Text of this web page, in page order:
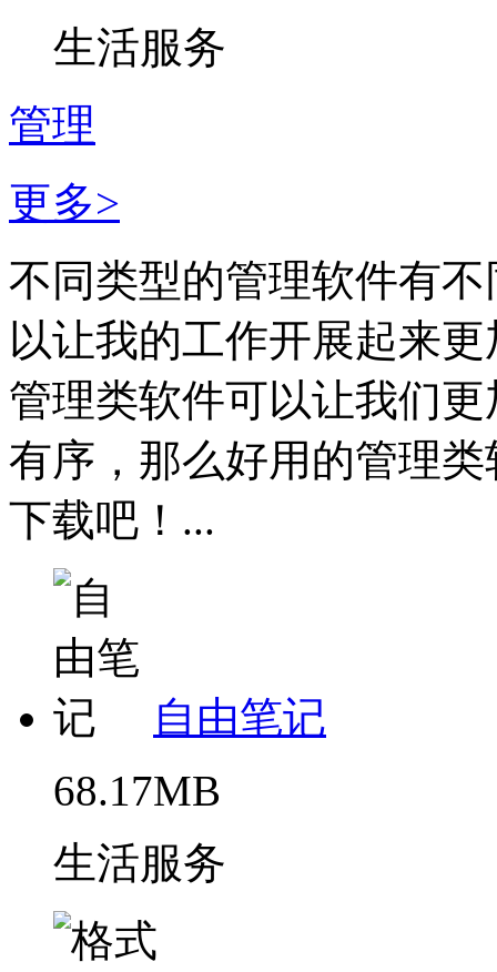
生活服务
管理
更多>
不同类型的管理软件有
以让我的工作开展起来
管理类软件可以让我们
有序，那么好用的管理
下载吧！...
自由笔记
68.17MB
生活服务